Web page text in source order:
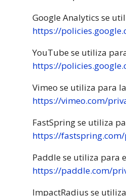
Google Analytics se
https://
YouTube se utiliza
https://
Vimeo se utiliza para
https://vimeo.com/
FastSpring se utiliza
https://
Paddle se utiliza para
https://paddle.com/
ImpactRadius se